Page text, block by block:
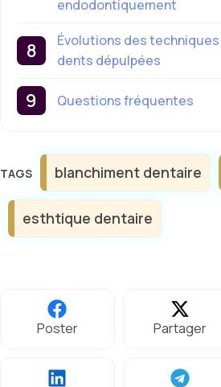
endodontiquement
Évolutions des
dents dépulpées
Questions fréquentes
Étiquettes
blanchiment dentaire
esthtique dentaire
Poster Partager